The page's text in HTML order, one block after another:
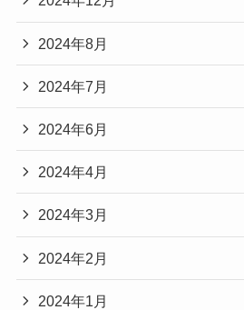
2024年8月
2024年7月
2024年6月
2024年4月
2024年3月
2024年2月
2024年1月